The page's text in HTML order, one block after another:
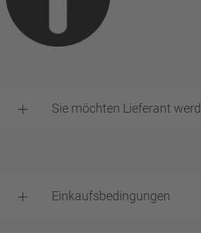
Sie möchten Lieferant
Einkaufsbedingungen